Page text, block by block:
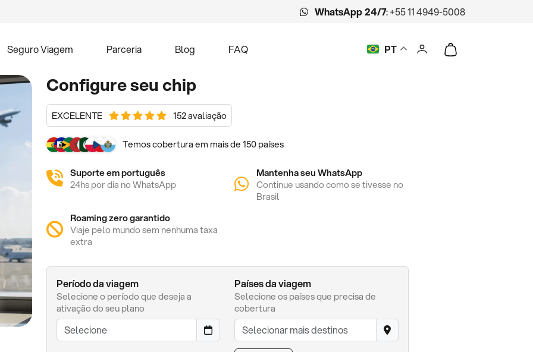
WhatsApp 24/7:+55 11 4949-5008
Seguro Viagem Parceria Blog FAQ PT
Configure seu chip
EXCELENTE 152 avaliação
Temos cobertura em mais de 150 países
Suporte em português
24hs por dia no WhatsApp
Mantenha seu WhatsApp
Continue usando como se tivesse no
Brasil
Roaming zero garantido
Viaje pelo mundo sem nenhuma taxa
extra
Período da viagem
Selecione o período que deseja a
ativação do seu plano
Países da viagem
Selecione os países que precisa de
cobertura